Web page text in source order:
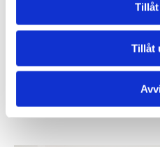
Tillåt
Lördag 8 Augusti Kl 15:00
Guidad visning